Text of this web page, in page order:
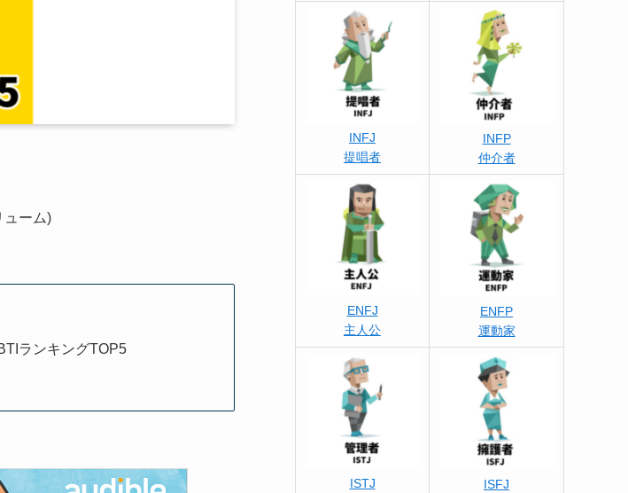
ューム)
ランキングTOP5
INFJ
提唱者
INFP
仲介者
ENFJ
主人公
ENFP
運動家
ISTJ
ISFJ